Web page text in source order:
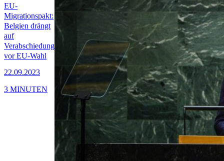
EU-
Migrationspakt:
Belgien drängt
auf
Verabschiedung
vor EU-Wahl
22.09.2023
3 MINUTEN